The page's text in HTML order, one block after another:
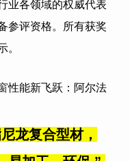
业各领域的权威代表
参评资格。所有获奖
。
性能新飞跃：阿尔法
龙复合型材，